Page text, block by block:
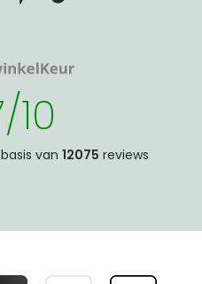
10
van 12075 reviews